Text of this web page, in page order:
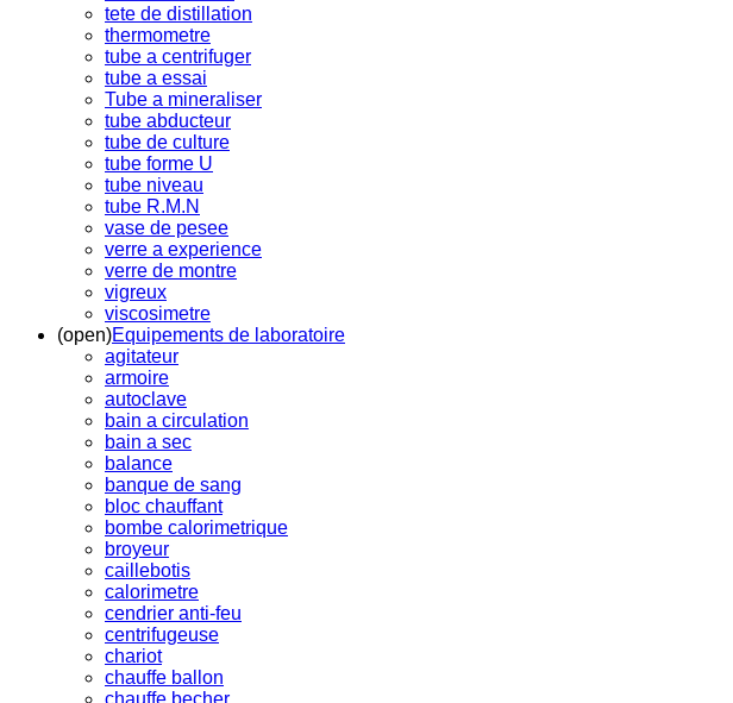
tete de distillation
thermometre
tube a centrifuger
tube a essai
Tube a mineraliser
tube abducteur
tube de culture
tube forme U
tube niveau
tube R.M.N
vase de pesee
verre a experience
verre de montre
vigreux
viscosimetre
(open)Equipements de laboratoire
agitateur
armoire
autoclave
bain a circulation
bain a sec
balance
banque de sang
bloc chauffant
bombe calorimetrique
broyeur
caillebotis
calorimetre
cendrier anti-feu
centrifugeuse
chariot
chauffe ballon
chauffe becher